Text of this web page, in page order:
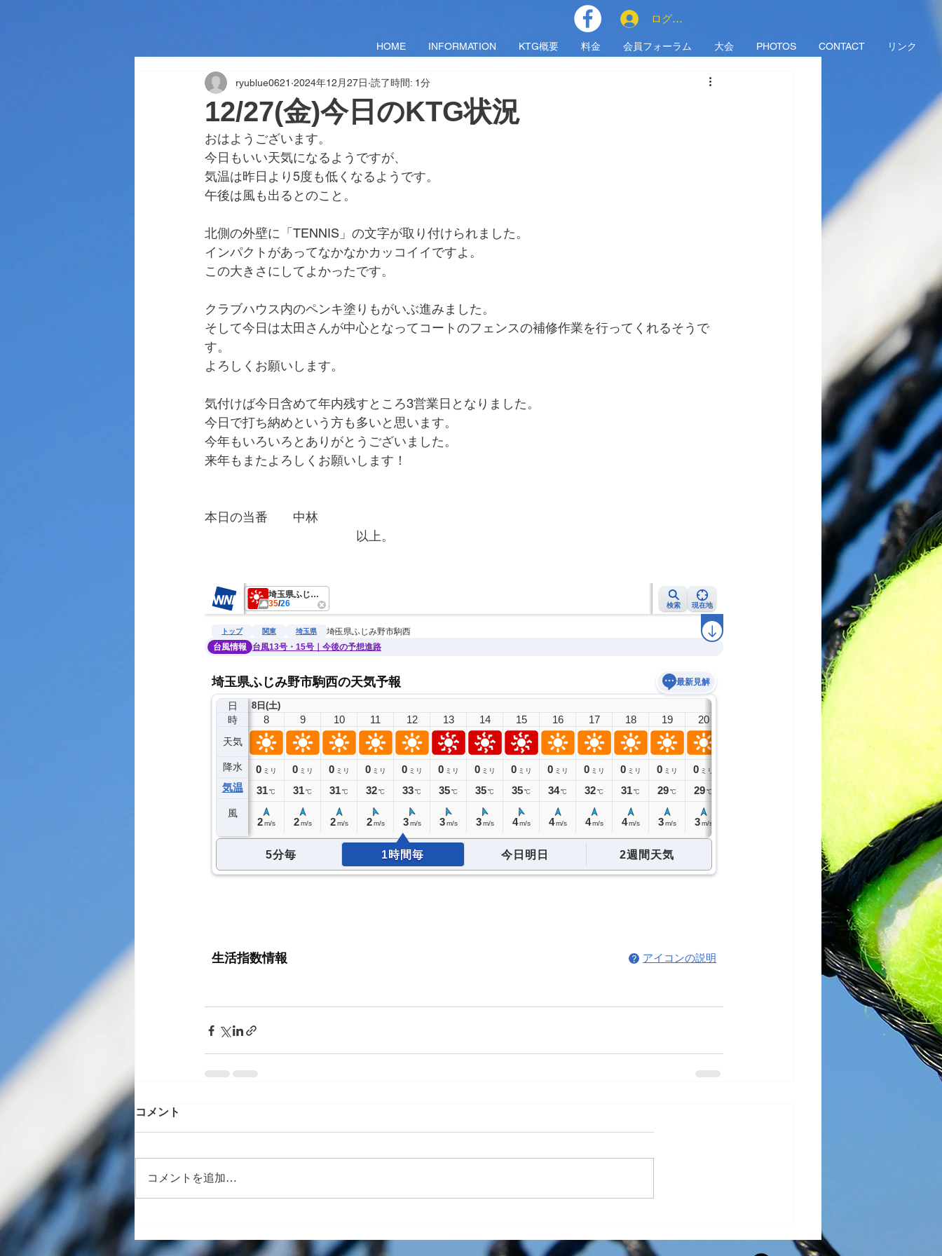
HOME INFORMATION KTG概要 料金 会員フォーラム 大会 PHOTOS CONTACT リンク
ログイン
12/27(金)今日のKTG状況
ryublue0621 2024年12月27日 読了時間: 1分
おはようございます。
今日もいい天気になるようですが、
気温は昨日より5度も低くなるようです。
午後は風も出るとのこと。
北側の外壁に「TENNIS」の文字が取り付けられました。
インパクトがあってなかなかカッコイイですよ。
この大きさにしてよかったです。
クラブハウス内のペンキ塗りもがいぶ進みました。
そして今日は太田さんが中心となってコートのフェンスの補修作業を行ってくれるそうで
す。
よろしくお願いします。
気付けば今日含めて年内残すところ3営業日となりました。
今日で打ち納めという方も多いと思います。
今年もいろいろとありがとうございました。
来年もまたよろしくお願いします！
本日の当番　　中林
以上。
コメント
コメントを追加…